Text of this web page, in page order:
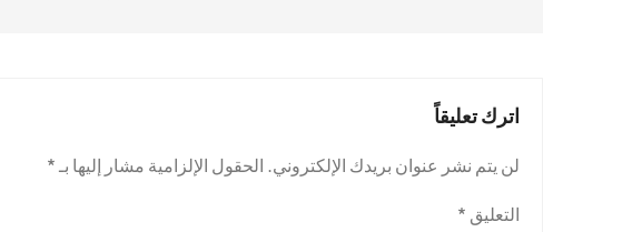
اترك تعليقاً
لن يتم نشر عنوان بريدك الإلكتروني. الحقول الإلزامية مشار إليها بـ*
التعليق *